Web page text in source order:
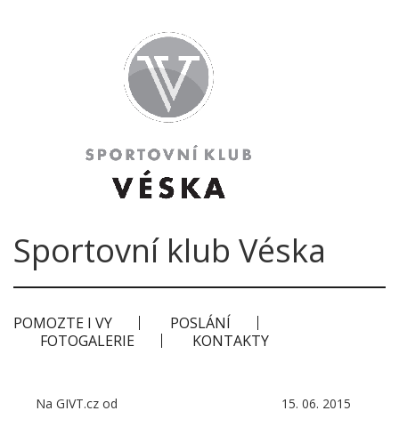
Sportovní klub Véska
POMOZTE I VY
POSLÁNÍ
FOTOGALERIE
KONTAKTY
Na GIVT.cz od 15. 06. 2015